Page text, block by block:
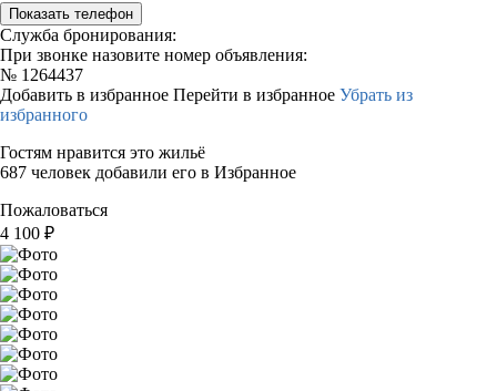
Показать телефон
Служба бронирования:
При звонке назовите номер объявления:
№ 1264437
Добавить в избранное Перейти в избранное Убрать из
избранного
Гостям нравится это жильё
687 человек добавили его в Избранное
Пожаловаться
4 100 ₽